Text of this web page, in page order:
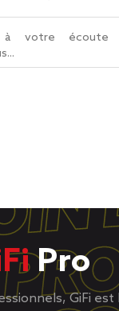
votre écoute
Pro
GiFi